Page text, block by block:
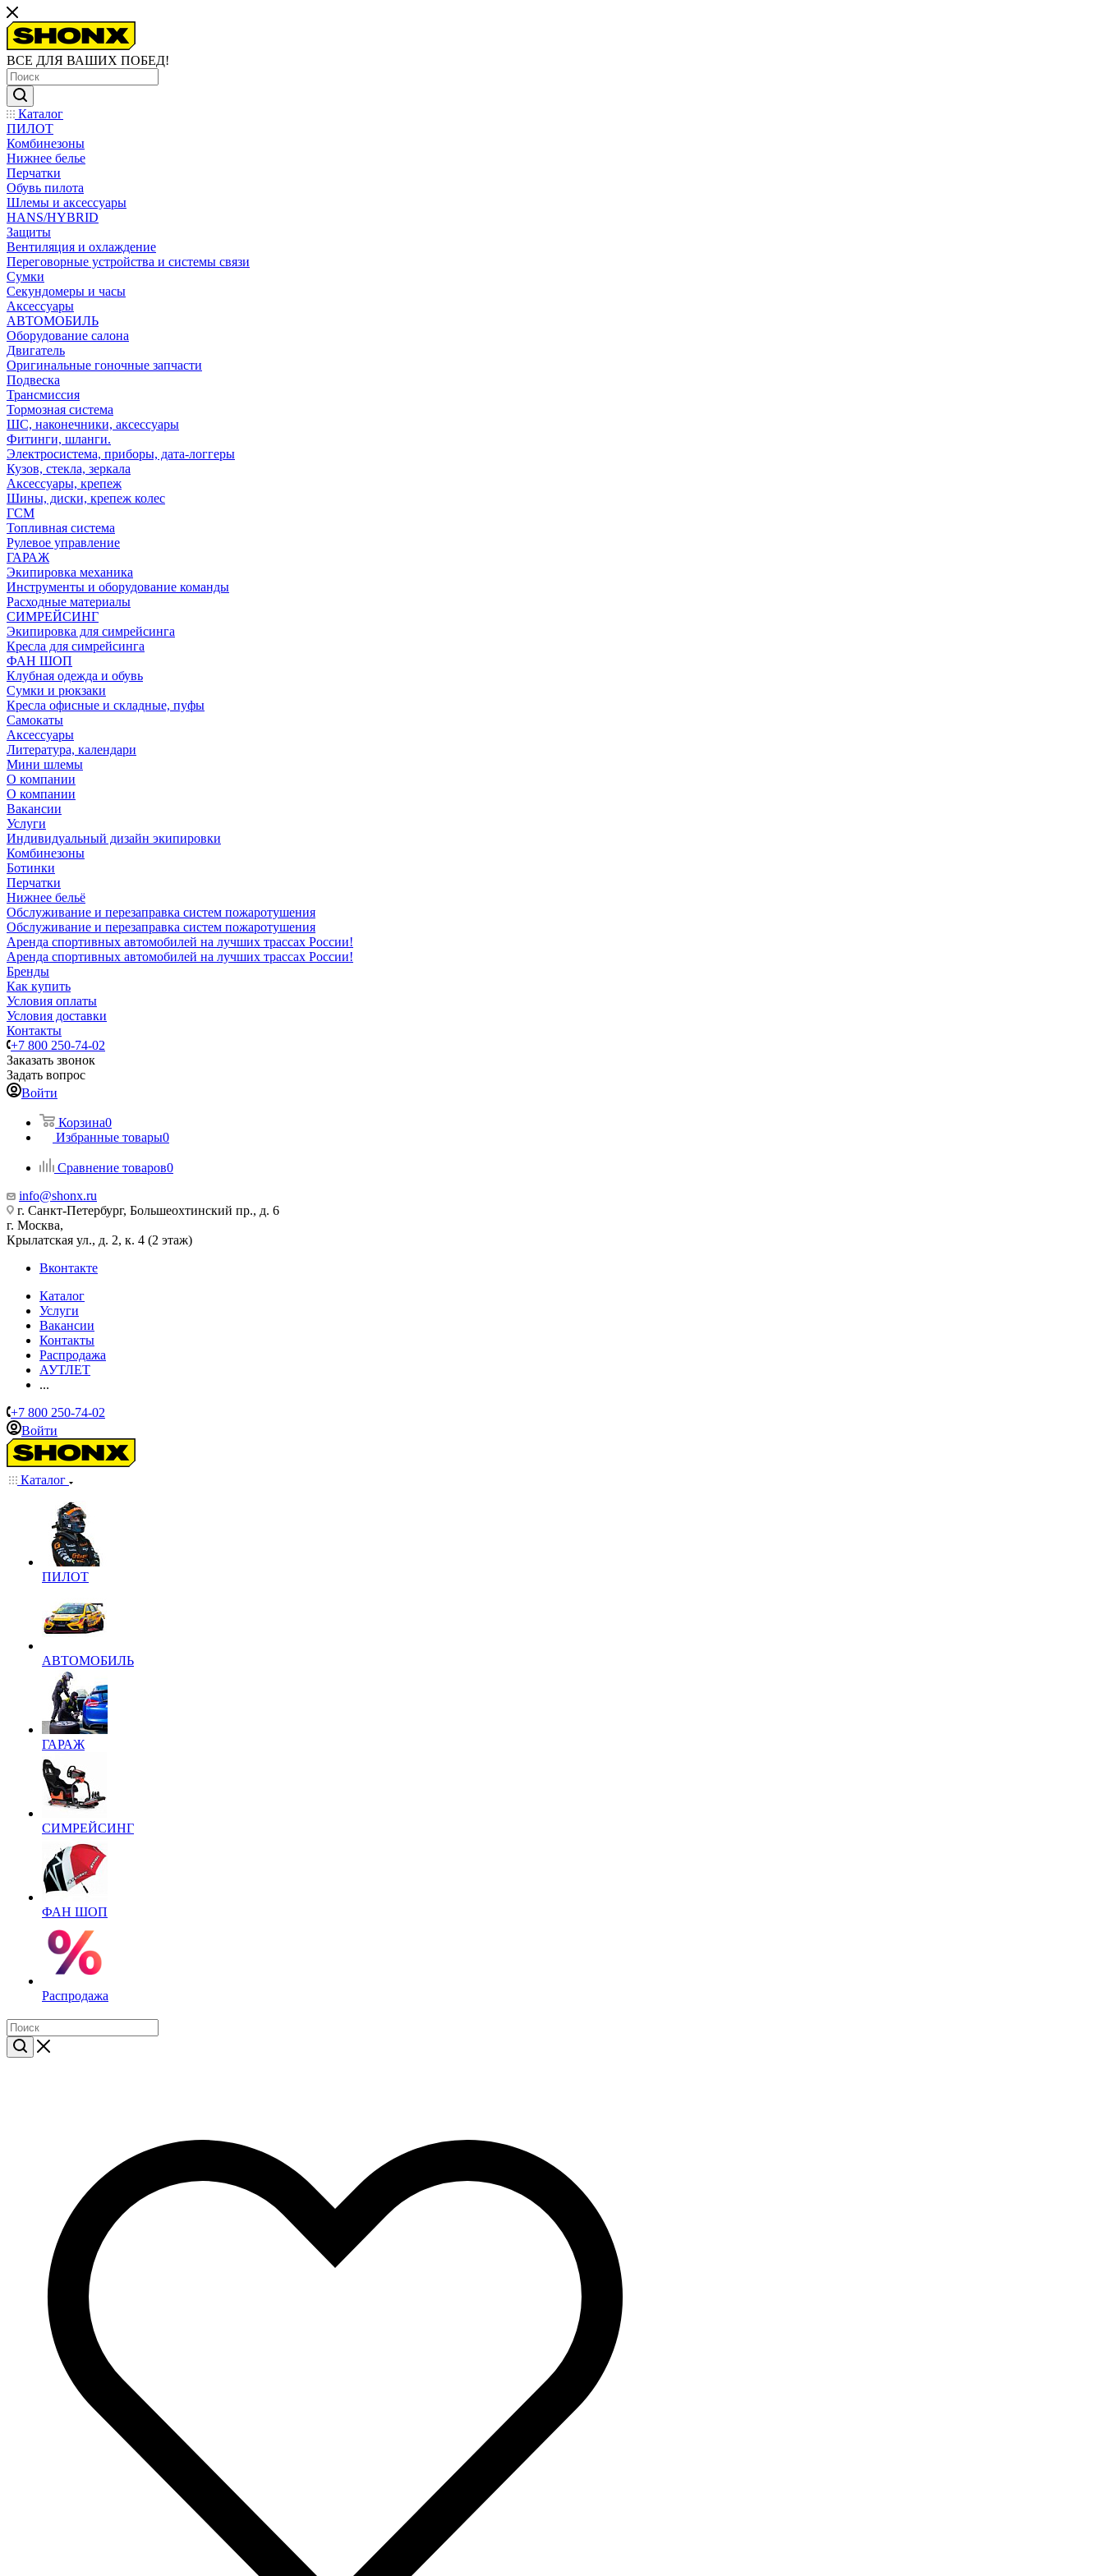
ВСЕ ДЛЯ ВАШИХ ПОБЕД!
Каталог
ПИЛОТ
Комбинезоны
Нижнее белье
Перчатки
Обувь пилота
Шлемы и аксессуары
HANS/HYBRID
Защиты
Вентиляция и охлаждение
Переговорные устройства и системы связи
Сумки
Секундомеры и часы
Аксессуары
АВТОМОБИЛЬ
Оборудование салона
Двигатель
Оригинальные гоночные запчасти
Подвеска
Трансмиссия
Тормозная система
ШС, наконечники, аксессуары
Фитинги, шланги.
Электросистема, приборы, дата-логгеры
Кузов, стекла, зеркала
Аксессуары, крепеж
Шины, диски, крепеж колес
ГСМ
Топливная система
Рулевое управление
ГАРАЖ
Экипировка механика
Инструменты и оборудование команды
Расходные материалы
СИМРЕЙСИНГ
Экипировка для симрейсинга
Кресла для симрейсинга
ФАН ШОП
Клубная одежда и обувь
Сумки и рюкзаки
Кресла офисные и складные, пуфы
Самокаты
Аксессуары
Литература, календари
Мини шлемы
О компании
О компании
Вакансии
Услуги
Индивидуальный дизайн экипировки
Комбинезоны
Ботинки
Перчатки
Нижнее бельё
Обслуживание и перезаправка систем пожаротушения
Обслуживание и перезаправка систем пожаротушения
Аренда спортивных автомобилей на лучших трассах России!
Аренда спортивных автомобилей на лучших трассах России!
Бренды
Как купить
Условия оплаты
Условия доставки
Контакты
+7 800 250-74-02
Заказать звонок
Задать вопрос
Войти
Корзина0
Избранные товары0
Сравнение товаров0
info@shonx.ru
г. Санкт-Петербург, Большеохтинский пр., д. 6
г. Москва,
Крылатская ул., д. 2, к. 4 (2 этаж)
Вконтакте
Каталог
Услуги
Вакансии
Контакты
Распродажа
АУТЛЕТ
...
+7 800 250-74-02
Войти
Каталог
ПИЛОТ
АВТОМОБИЛЬ
ГАРАЖ
СИМРЕЙСИНГ
ФАН ШОП
Распродажа